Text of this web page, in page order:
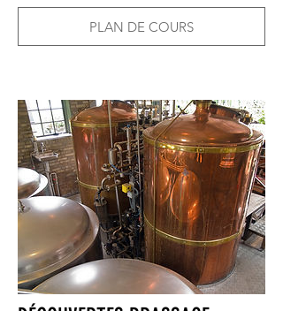
PLAN DE COURS